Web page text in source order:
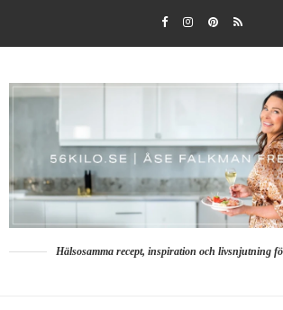
Hälsosamma recept, inspiration och livsnjutning